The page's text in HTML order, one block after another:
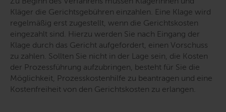
Kläger die Gerichtsgebühren einzahlen. Eine Klage wird
regelmäßig erst zugestellt, wenn die Gerichtskosten
eingezahlt sind. Hierzu werden Sie nach Eingang der
Klage durch das Gericht aufgefordert, einen Vorschuss
zu zahlen. Sollten Sie nicht in der Lage sein, die Kosten
der Prozessführung aufzubringen, besteht für Sie die
Möglichkeit, Prozesskostenhilfe zu beantragen und eine
Kostenfreiheit von den Gerichtskosten zu erlangen.